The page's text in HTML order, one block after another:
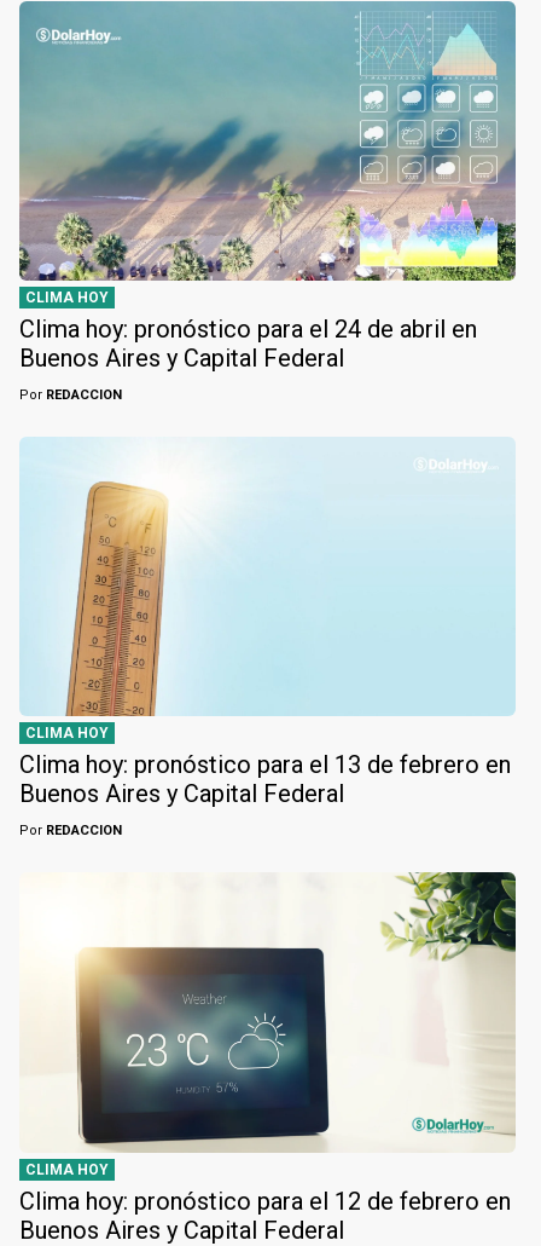
CLIMA HOY
Clima hoy: pronóstico para el 24 de abril en
Buenos Aires y Capital Federal
Por REDACCION
CLIMA HOY
Clima hoy: pronóstico para el 13 de febrero en
Buenos Aires y Capital Federal
Por REDACCION
CLIMA HOY
Clima hoy: pronóstico para el 12 de febrero en
Buenos Aires y Capital Federal